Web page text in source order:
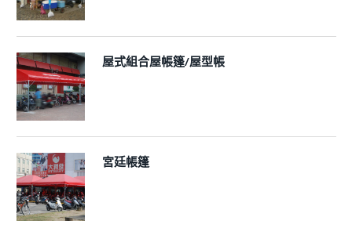
屋式組合屋帳篷/屋型帳
宮廷帳篷